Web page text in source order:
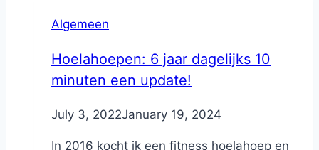
Algemeen
Hoelahoepen: 6 jaar dagelijks 10
minuten een update!
ByNicole
July 3, 2022January 19, 2024
In 2016 kocht ik een fitness hoelahoep en